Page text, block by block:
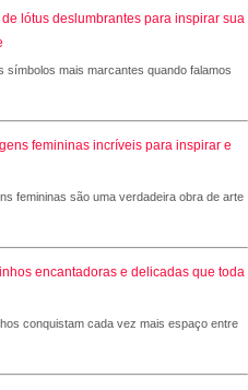
lótus deslumbrantes para inspirar sua
símbolos mais marcantes quando falamos
femininas incríveis para inspirar e
femininas são uma verdadeira obra de arte
encantadoras e delicadas que toda
conquistam cada vez mais espaço entre